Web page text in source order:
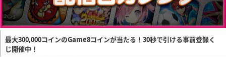
最大300,000コインのGame8コインが当たる！30秒で引ける事前登録く
じ開催中！